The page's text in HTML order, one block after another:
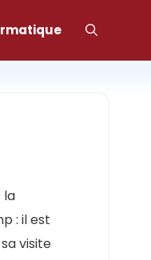
la
: il est
visite